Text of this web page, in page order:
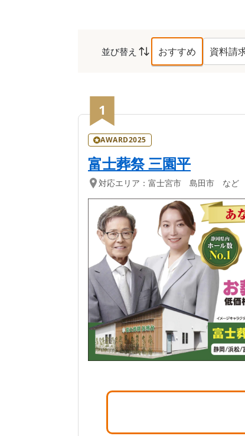
並び替え おすすめ 資料請
富士宮市
1
AWARD2025
富士葬祭 三園平
対応エリア： 富士宮市 島田市 など